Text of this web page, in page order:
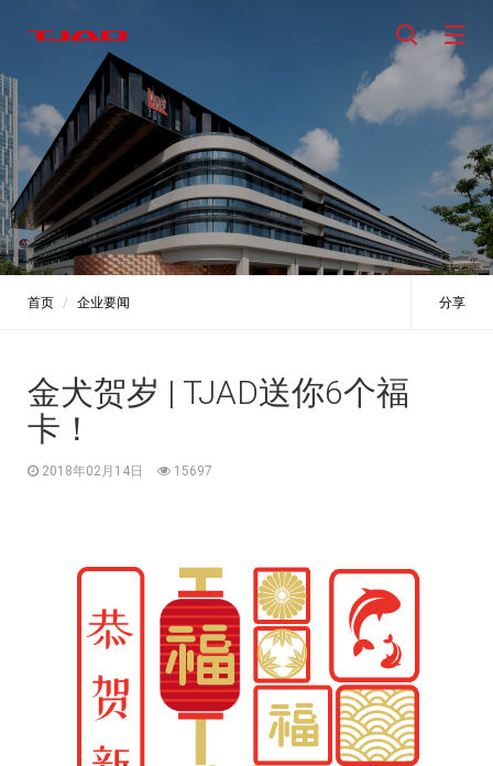
首页 企业要闻 分享
金犬贺岁 | TJAD送你6个福
卡！
2018年02月14日 15697